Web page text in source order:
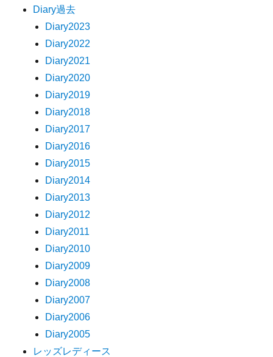
Diary過去
Diary2023
Diary2022
Diary2021
Diary2020
Diary2019
Diary2018
Diary2017
Diary2016
Diary2015
Diary2014
Diary2013
Diary2012
Diary2011
Diary2010
Diary2009
Diary2008
Diary2007
Diary2006
Diary2005
レッズレディース